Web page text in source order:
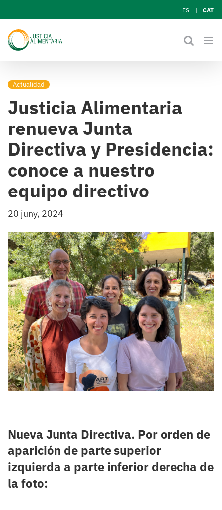
to
content
ES CAT
Actualidad
Justicia Alimentaria
renueva Junta
Directiva y Presidencia:
conoce a nuestro
equipo directivo
20 juny, 2024
Nueva Junta Directiva. Por orden de
aparición de parte superior
izquierda a parte inferior derecha de
la foto: